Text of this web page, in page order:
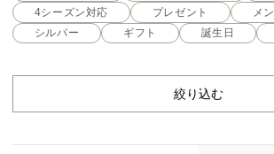
4シーズン対応
プレゼント
メ
シルバー
ギフト 誕生日
絞り込む